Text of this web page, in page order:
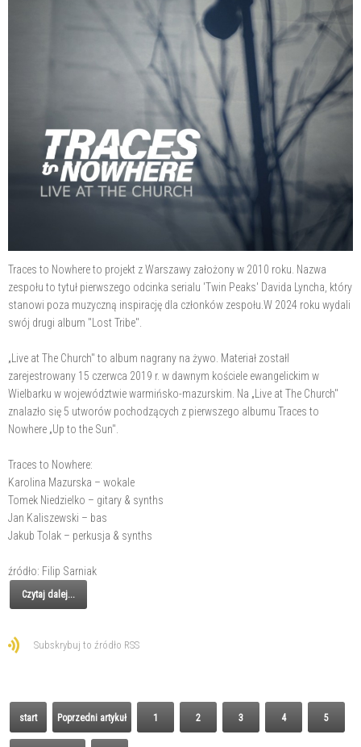
Traces to Nowhere to projekt z Warszawy założony w 2010 roku. Nazwa
zespołu to tytuł pierwszego odcinka serialu 'Twin Peaks' Davida Lyncha, który
stanowi poza muzyczną inspirację dla członków zespołu.W 2024 roku wydali
swój drugi album "Lost Tribe".
„Live at The Church" to album nagrany na żywo. Materiał zostałl
zarejestrowany 15 czerwca 2019 r. w dawnym kościele ewangelickim w
Wielbarku w województwie warmińsko-mazurskim. Na „Live at The Church"
znalazło się 5 utworów pochodzących z pierwszego albumu Traces to
Nowhere „Up to the Sun".
Traces to Nowhere:
Karolina Mazurska – wokale
Tomek Niedzielko – gitary & synths
Jan Kaliszewski – bas
Jakub Tolak – perkusja & synths
źródło: Filip Sarniak
Czytaj dalej...
Subskrybuj to źródło RSS
start Poprzedni artykuł 1 2 3 4 5